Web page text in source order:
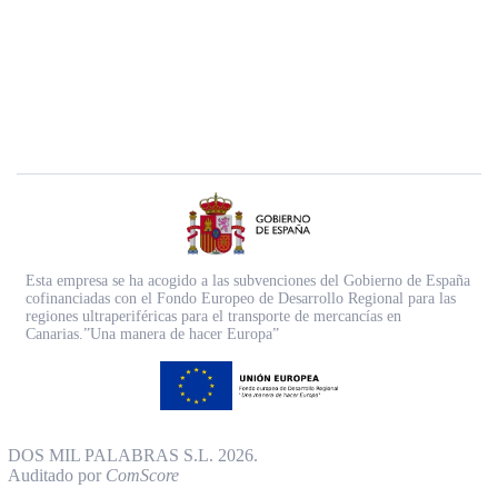
Esta empresa se ha acogido a las subvenciones del Gobierno de España
cofinanciadas con el Fondo Europeo de Desarrollo Regional para las
regiones ultraperiféricas para el transporte de mercancías en
Canarias.”Una manera de hacer Europa”
DOS MIL PALABRAS S.L. 2026.
Auditado por ComScore